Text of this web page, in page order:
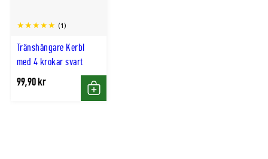
Tränshängare Kerbl
med 4 krokar svart
(1)
99,90 kr
Köp